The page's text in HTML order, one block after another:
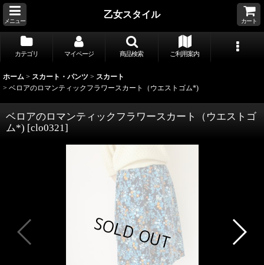
メニュー
乙女スタイル
カート
カテゴリ マイページ 商品検索 ご利用案内
ホーム > スカート・パンツ > スカート
> ベロアのロマンティックフラワースカート（ウエストゴム*)
ベロアのロマンティックフラワースカート（ウエストゴ
ム*) [clo0321]